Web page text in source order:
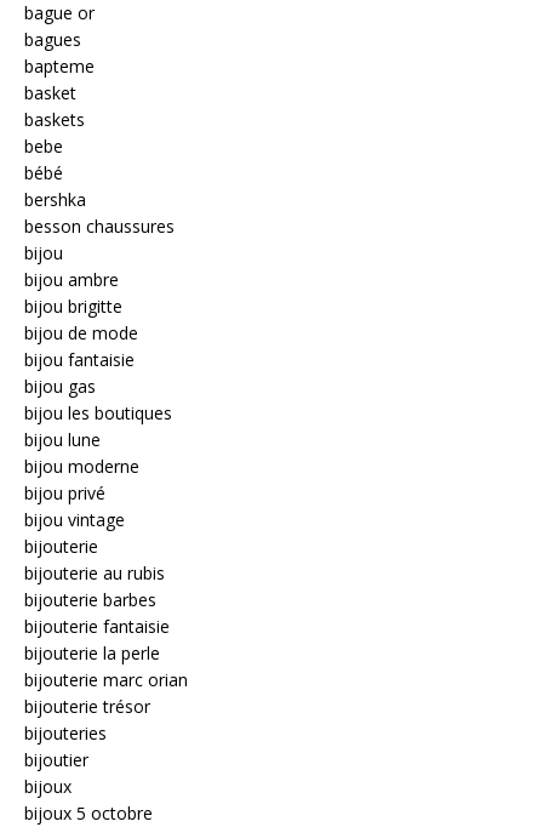
bague or
bagues
bapteme
basket
baskets
bebe
bébé
bershka
besson chaussures
bijou
bijou ambre
bijou brigitte
bijou de mode
bijou fantaisie
bijou gas
bijou les boutiques
bijou lune
bijou moderne
bijou privé
bijou vintage
bijouterie
bijouterie au rubis
bijouterie barbes
bijouterie fantaisie
bijouterie la perle
bijouterie marc orian
bijouterie trésor
bijouteries
bijoutier
bijoux
bijoux 5 octobre